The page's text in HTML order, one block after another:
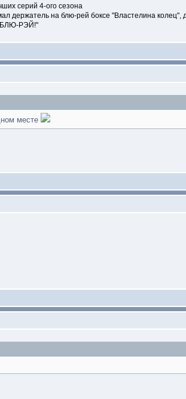
серий 4-ого сезона
на блю-рей боксе "Властелина колец",
БЛЮ-РЭЙ!"
месте